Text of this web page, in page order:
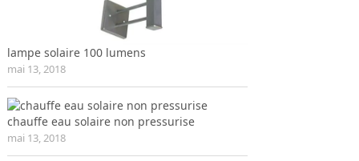
lampe solaire 100 lumens
mai 13, 2018
chauffe eau solaire non pressurise
mai 13, 2018